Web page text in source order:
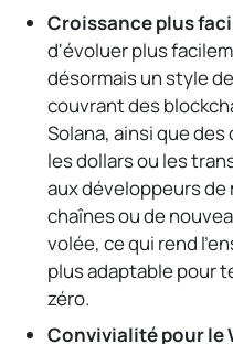
Croissance plus
d'évoluer plus
désormais un style
couvrant des
Solana, ainsi que
les dollars ou les
aux développeurs
chaînes ou de
volée, ce qui rend
plus adaptable pour
zéro.
Convivialité pour le